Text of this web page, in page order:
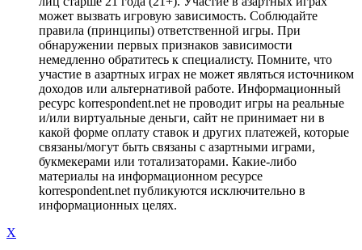
может вызвать игровую зависимость. Соблюдайте
правила (принципы) ответственной игры. При
обнаружении первых признаков зависимости
немедленно обратитесь к специалисту. Помните, что
участие в азартных играх не может являться источником
доходов или альтернативой работе. Информационный
ресурс korrespondent.net не проводит игры на реальные
и/или виртуальные деньги, сайт не принимает ни в
какой форме оплату ставок и других платежей, которые
связаны/могут быть связаны с азартными играми,
букмекерами или тотализаторами. Какие-либо
материалы на информационном ресурсе
korrespondent.net публикуются исключительно в
информационных целях.
X